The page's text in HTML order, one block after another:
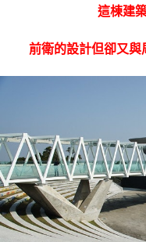
這棟建
前衛的設計但卻又